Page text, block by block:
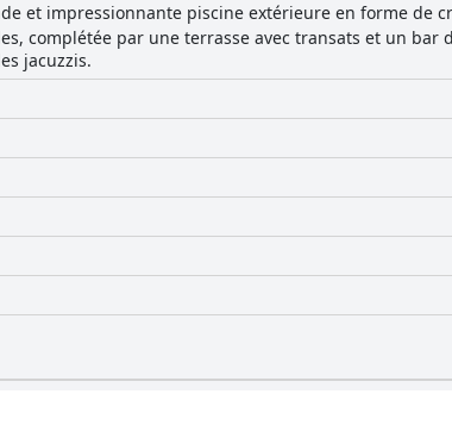
et impressionnante piscine extérieure en forme de
complétée par une terrasse avec transats et un bar
jacuzzis.